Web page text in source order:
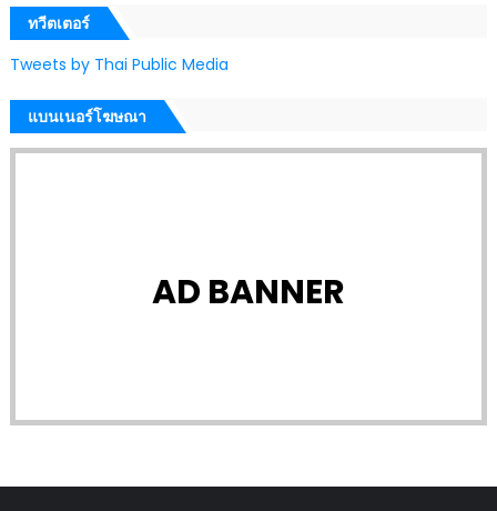
ทวีตเตอร์
Tweets by Thai Public Media
แบนเนอร์โฆษณา
AD BANNER